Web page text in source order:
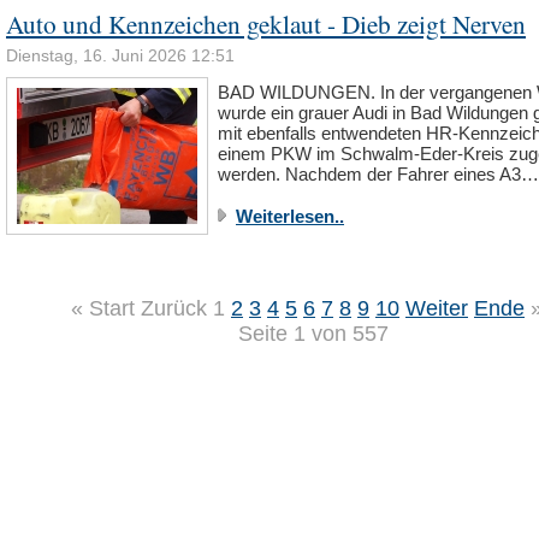
Auto und Kennzeichen geklaut - Dieb zeigt Nerven
Dienstag, 16. Juni 2026 12:51
BAD WILDUNGEN. In der vergangenen
wurde ein grauer Audi in Bad Wildungen
mit ebenfalls entwendeten HR-
einem PKW im Schwalm-Eder-Kreis
werden. Nachdem der Fahrer eines A3…
Weiterlesen..
« Start Zurück 1 2 3 4 5 6 7 8 9 10 Weiter Ende
Seite 1 von 557